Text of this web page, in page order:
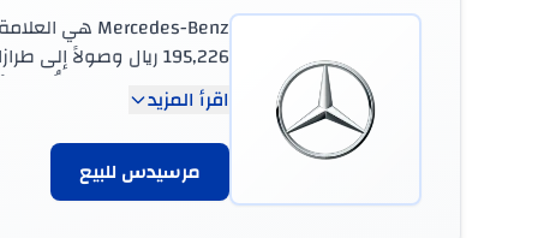
الجديدة بالمملكة مردُّها مزيجٌ من الثقل
وهي تمثل العلامة في
المدن الأخرى.
اقرأ المزيد
مرسيدس للبيع